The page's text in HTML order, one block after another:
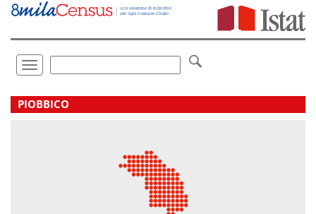
Vai
direttamente
Toggle
navigation
.
PIOBBICO